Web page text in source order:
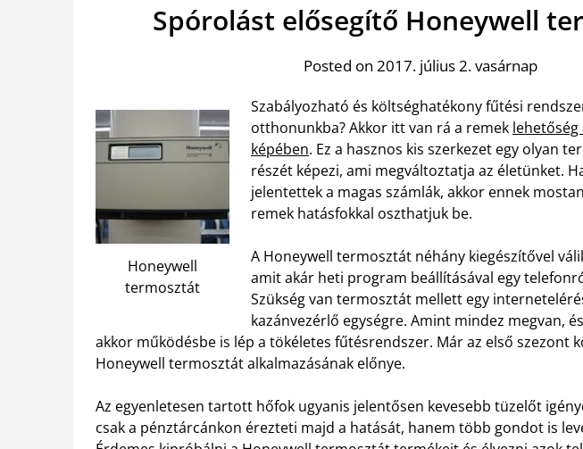
Spórolást elősegítő Honeywell
Posted on 2017. július 2. vasárnap
Honeywell
termosztát
Szabályozható és költséghatékony fűtési
otthonunkba? Akkor itt van rá a remek
képében. Ez a hasznos kis szerkezet egy olyan
részét képezi, ami megváltoztatja az életünket.
jelentettek a magas számlák, akkor ennek
remek hatásfokkal oszthatjuk be.
A Honeywell termosztát néhány kiegészítővel
amit akár heti program beállításával egy
Szükség van termosztát mellett egy
kazánvezérlő egységre. Amint mindez megvan,
akkor működésbe is lép a tökéletes fűtésrendszer. Már az első szezont
Honeywell termosztát alkalmazásának előnye.
Az egyenletesen tartott hőfok ugyanis jelentősen kevesebb tüzelőt
csak a pénztárcánkon érezteti majd a hatását, hanem több gondot is